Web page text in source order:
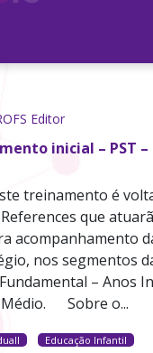
Editor
inicial – PST
treinamento é
que
acompanhamento
nos segmentos
– Anos
Médio. Sobre o...
Educação Infantil